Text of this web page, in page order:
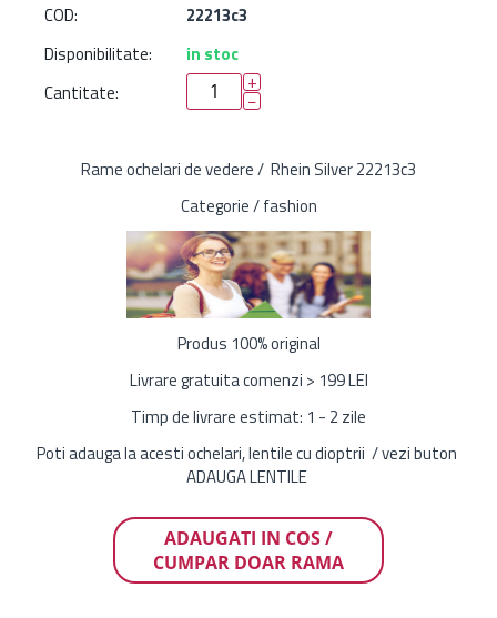
COD:
22213c3
Disponibilitate:
in stoc
Cantitate:
+
−
Rame ochelari de vedere / Rhein Silver 22213c3
Categorie / fashion
Produs 100% original
Livrare gratuita comenzi > 199 LEI
Timp de livrare estimat: 1 - 2 zile
Poti adauga la acesti ochelari, lentile cu dioptrii / vezi buton
ADAUGA LENTILE
ADAUGATI IN COS /
CUMPAR DOAR RAMA